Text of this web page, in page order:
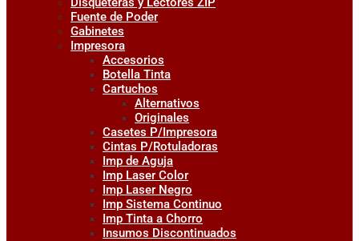
Fuente de Poder
Gabinetes
Impresora
Accesorios
Botella Tinta
Cartuchos
Alternativos
Originales
Casetes P/Impresora
Cintas P/Rotuladoras
Imp de Aguja
Imp Laser Color
Imp Laser Negro
Imp Sistema Continuo
Imp Tinta a Chorro
Insumos Discontinuados